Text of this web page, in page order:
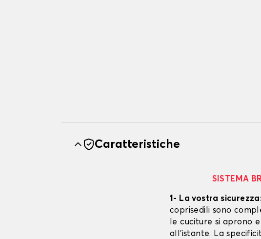
Caratteristiche
SISTEMA
1- La vostra
coprisedili sono
le cuciture si aprono
all'istante. La